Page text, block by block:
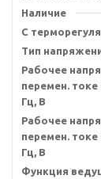
Наличие
С
Тип
Рабочее
перемен. токе
Гц, В
Рабочее
перемен. токе
Гц, В
Функция